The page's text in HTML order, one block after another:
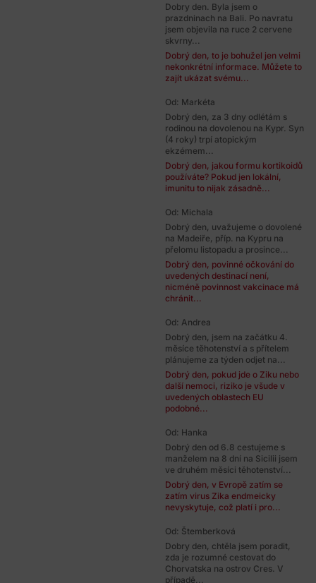
Dobry den. Byla jsem o
prazdninach na Bali. Po navratu
jsem objevila na ruce 2 cervene
skvrny...
Dobrý den, to je bohužel jen velmi
nekonkrétní informace. Můžete to
zajít ukázat svému...
Od: Markéta
Dobrý den, za 3 dny odlétám s
rodinou na dovolenou na Kypr. Syn
(4 roky) trpí atopickým
ekzémem...
Dobrý den, jakou formu kortikoidů
používáte? Pokud jen lokální,
imunitu to nijak zásadně...
Od: Michala
Dobrý den, uvažujeme o dovolené
na Madeiře, příp. na Kypru na
přelomu listopadu a prosince...
Dobrý den, povinné očkování do
uvedených destinací není,
nicméně povinnost vakcinace má
chránit...
Od: Andrea
Dobrý den, jsem na začátku 4.
měsíce těhotenství a s přítelem
plánujeme za týden odjet na...
Dobrý den, pokud jde o Ziku nebo
další nemoci, riziko je všude v
uvedených oblastech EU
podobné...
Od: Hanka
Dobrý den od 6.8 cestujeme s
manželem na 8 dní na Sicilii jsem
ve druhém měsíci těhotenství...
Dobrý den, v Evropě zatím se
zatím virus Zika endmeicky
nevyskytuje, což platí i pro...
Od: Štemberková
Dobry den, chtěla jsem poradit,
zda je rozumné cestovat do
Chorvatska na ostrov Cres. V
případě...